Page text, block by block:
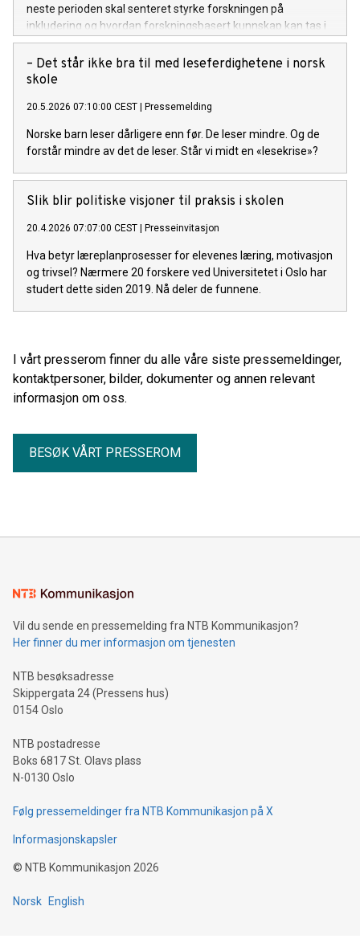
neste perioden skal senteret styrke forskningen på
inkludering og hvordan forskningsbasert kunnskap kan tas i
bruk i barnehager og skoler.
– Det står ikke bra til med leseferdighetene i norsk
skole
20.5.2026 07:10:00 CEST Pressemelding
Norske barn leser dårligere enn før. De leser mindre. Og de
forstår mindre av det de leser. Står vi midt en «lesekrise»?
Slik blir politiske visjoner til praksis i skolen
20.4.2026 07:07:00 CEST Presseinvitasjon
Hva betyr læreplanprosesser for elevenes læring, motivasjon
og trivsel? Nærmere 20 forskere ved Universitetet i Oslo har
studert dette siden 2019. Nå deler de funnene.
I vårt presserom finner du alle våre siste pressemeldinger,
kontaktpersoner, bilder, dokumenter og annen relevant
informasjon om oss.
BESØK VÅRT PRESSEROM
Vil du sende en pressemelding fra NTB Kommunikasjon?
Her finner du mer informasjon om tjenesten
NTB besøksadresse
Skippergata 24 (Pressens hus)
0154 Oslo
NTB postadresse
Boks 6817 St. Olavs plass
N-0130 Oslo
Følg pressemeldinger fra NTB Kommunikasjon på X
Informasjonskapsler
© NTB Kommunikasjon 2026
Norsk English